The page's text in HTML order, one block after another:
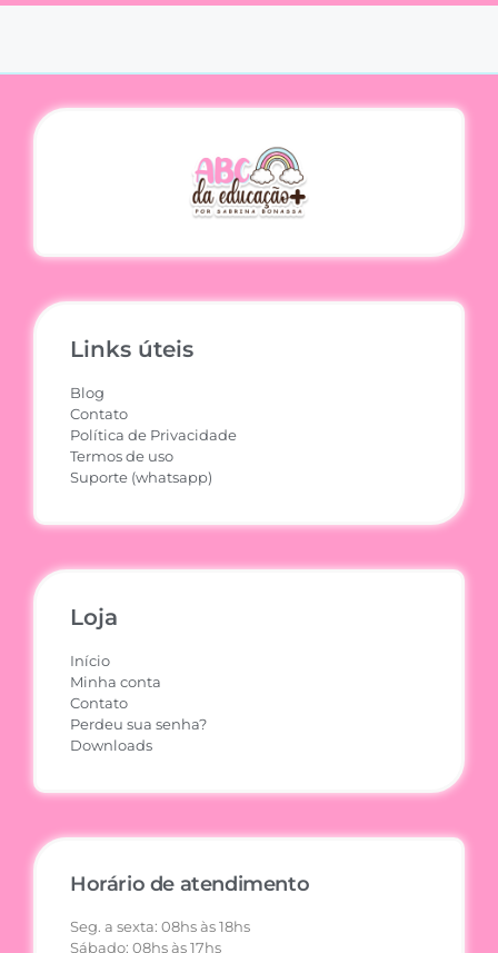
Links úteis
Blog
Contato
Política de Privacidade
Termos de uso
Suporte (whatsapp)
Loja
Início
Minha conta
Contato
Perdeu sua senha?
Downloads
Horário de atendimento
Seg. a sexta: 08hs às 18hs
Sábado: 08hs às 17hs